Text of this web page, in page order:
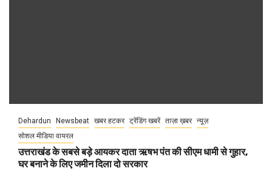
Dehardun Newsbeat खबर हटकर ट्रेंडिंग खबरें ताज़ा ख़बर न्यूज़
सोशल मीडिया वायरल
उत्तराखंड के सबसे बड़े आयकर दाता ऋषभ पंत की सीएम धामी से गुहार,
घर बनाने के लिए जमीन दिला दो सरकार